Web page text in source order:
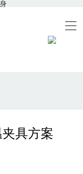
具方案